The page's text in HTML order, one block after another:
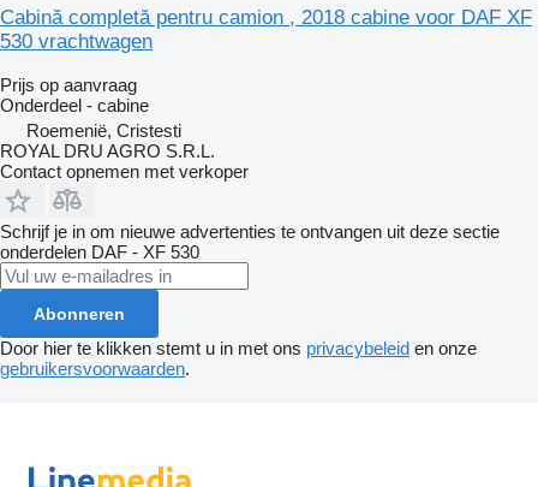
Cabină completă pentru camion , 2018 cabine voor DAF XF
530 vrachtwagen
Prijs op aanvraag
Onderdeel - cabine
Roemenië, Cristesti
ROYAL DRU AGRO S.R.L.
Contact opnemen met verkoper
Schrijf je in om nieuwe advertenties te ontvangen uit deze sectie
onderdelen DAF - XF 530
Abonneren
Door hier te klikken stemt u in met ons privacybeleid en onze
gebruikersvoorwaarden.